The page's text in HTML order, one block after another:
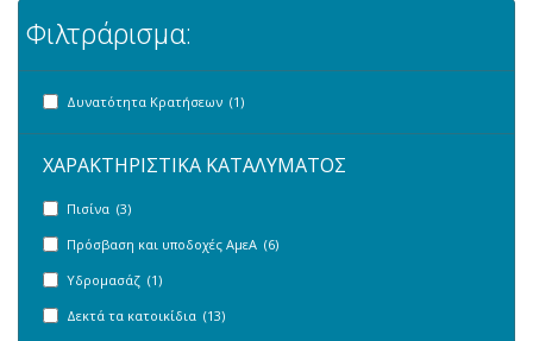
Φιλτράρισμα:
Δυνατότητα Κρατήσεων (1)
ΧΑΡΑΚΤΗΡΙΣΤΙΚΑ ΚΑΤΑΛΥΜΑΤΟΣ
Πισίνα (3)
Πρόσβαση και υποδοχές ΑμεΑ (6)
Υδρομασάζ (1)
Δεκτά τα κατοικίδια (13)